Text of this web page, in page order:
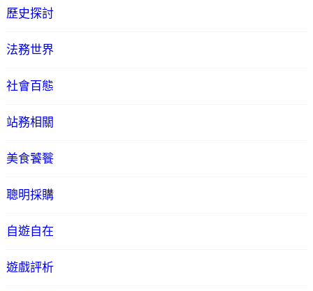
歷史探討
法務世界
社會百態
站務相關
美食饕餮
聰明採購
自遊自在
遊戲評析